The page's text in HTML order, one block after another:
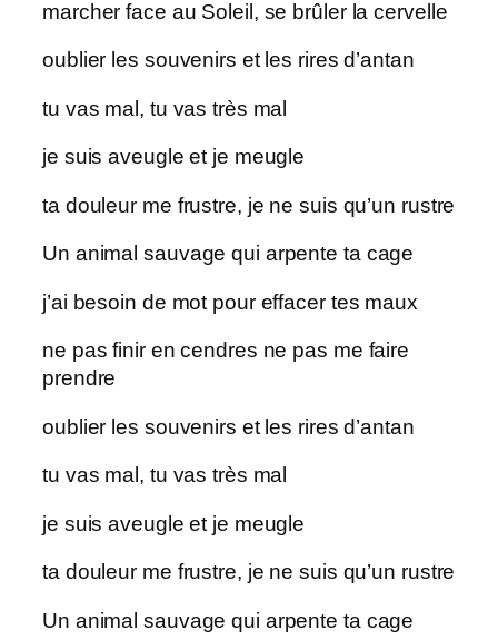
marcher face au Soleil, se brûler la cervelle
oublier les souvenirs et les rires d’antan
tu vas mal, tu vas très mal
je suis aveugle et je meugle
ta douleur me frustre, je ne suis qu’un rustre
Un animal sauvage qui arpente ta cage
j’ai besoin de mot pour effacer tes maux
ne pas finir en cendres ne pas me faire
prendre
oublier les souvenirs et les rires d’antan
tu vas mal, tu vas très mal
je suis aveugle et je meugle
ta douleur me frustre, je ne suis qu’un rustre
Un animal sauvage qui arpente ta cage